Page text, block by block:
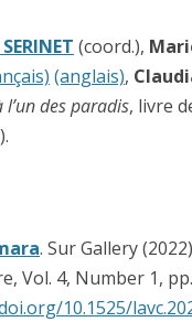
DEL OLVIDO (2010)
DE LA MISMA SANGRE
(2006)
SILENCIOSAS (2004)
A CIUDAD JUÁREZ
(coord.),
(anglais),
des paradis, livre
a. Sur Gallery
Vol. 4, Number 1,
10.1525/